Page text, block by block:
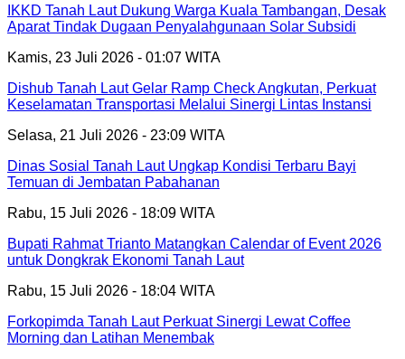
IKKD Tanah Laut Dukung Warga Kuala Tambangan, Desak
Aparat Tindak Dugaan Penyalahgunaan Solar Subsidi
Kamis, 23 Juli 2026 - 01:07 WITA
Dishub Tanah Laut Gelar Ramp Check Angkutan, Perkuat
Keselamatan Transportasi Melalui Sinergi Lintas Instansi
Selasa, 21 Juli 2026 - 23:09 WITA
Dinas Sosial Tanah Laut Ungkap Kondisi Terbaru Bayi
Temuan di Jembatan Pabahanan
Rabu, 15 Juli 2026 - 18:09 WITA
Bupati Rahmat Trianto Matangkan Calendar of Event 2026
untuk Dongkrak Ekonomi Tanah Laut
Rabu, 15 Juli 2026 - 18:04 WITA
Forkopimda Tanah Laut Perkuat Sinergi Lewat Coffee
Morning dan Latihan Menembak